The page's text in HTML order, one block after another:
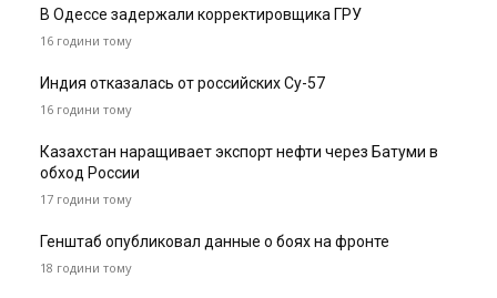
В Одессе задержали корректировщика ГРУ
16 години тому
Индия отказалась от российских Су-57
16 години тому
Казахстан наращивает экспорт нефти через Батуми в
обход России
17 години тому
Генштаб опубликовал данные о боях на фронте
18 години тому